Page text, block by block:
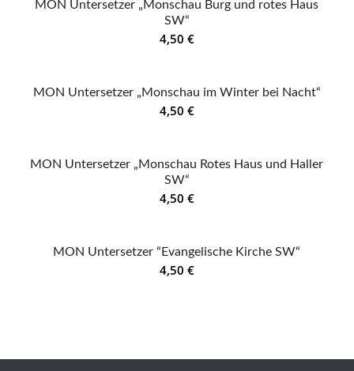
MON Untersetzer „Monschau Burg und rotes Haus
SW“
4,50 €
MON Untersetzer „Monschau im Winter bei Nacht“
4,50 €
MON Untersetzer „Monschau Rotes Haus und Haller
SW“
4,50 €
MON Untersetzer “Evangelische Kirche SW“
4,50 €